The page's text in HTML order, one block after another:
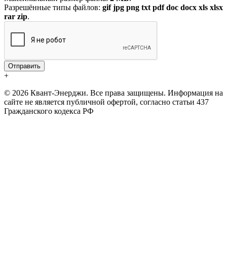
Разрешённые типы файлов: gif jpg png txt pdf doc docx xls xlsx
rar zip.
+
© 2026 Квант-Энерджи. Все права защищены. Информация на
сайте не является публичной офертой, согласно статьи 437
Гражданского кодекса РФ